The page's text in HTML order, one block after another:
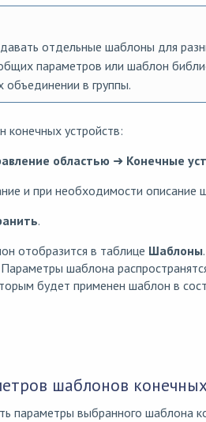
отдельные шаблоны для
параметров или шаблон
в группы.
устройств:
областью ➜ Конечные
и при необходимости описание
.
отобразится в таблице Шаблоны
шаблона
будет применен шаблон в
шаблонов
параметры выбранного шаблона